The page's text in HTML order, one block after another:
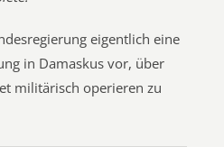
eigentlich eine
in Damaskus vor, über
militärisch operieren zu